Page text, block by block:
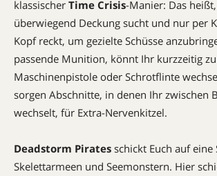
klassischer Time Crisis-Manier: Das
überwiegend Deckung sucht und nur per
Kopf reckt, um gezielte Schüsse
passende Munition, könnt Ihr kurzzeitig zu
Maschinenpistole oder Schrotflinte
sorgen Abschnitte, in denen Ihr zwischen
wechselt, für Extra-Nervenkitzel.
Deadstorm Pirates schickt Euch auf eine
Skelettarmeen und Seemonstern. Hier